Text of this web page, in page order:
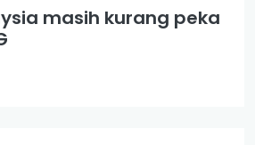
masih kurang peka